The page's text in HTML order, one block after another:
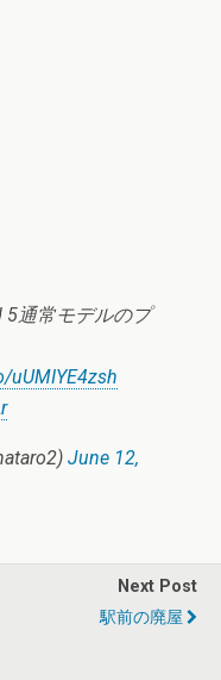
5通常モデルのプ
uUMIYE4zsh
June 12,
Next Post
駅前の廃屋